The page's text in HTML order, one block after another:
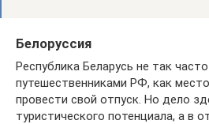
Белоруссия
Республика Беларусь не так
путешественниками РФ, как
провести свой отпуск. Но дело
туристического потенциала, а в